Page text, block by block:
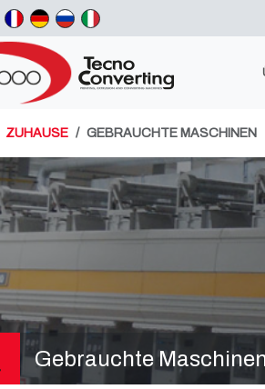
ZUHAUSE GEBRAUCHTE MASCHINEN
Gebrauchte